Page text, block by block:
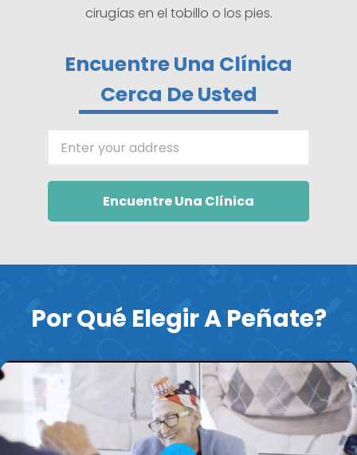
cirugías en el tobillo o los pies.
Encuentre Una Clínica
Cerca De Usted
Enter your address
Encuentre Una Clínica
Por Qué Elegir A Peñate?